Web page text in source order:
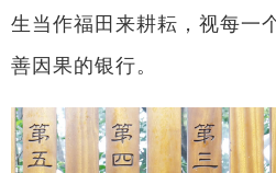
生当作福田来耕耘，视每一
善因果的银行。